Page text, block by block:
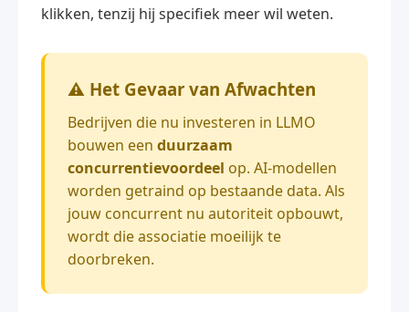
klikken, tenzij hij specifiek meer wil weten.
⚠️ Het Gevaar van Afwachten
Bedrijven die nu investeren in LLMO
bouwen een duurzaam
concurrentievoordeel op. AI-modellen
worden getraind op bestaande data. Als
jouw concurrent nu autoriteit opbouwt,
wordt die associatie moeilijk te
doorbreken.